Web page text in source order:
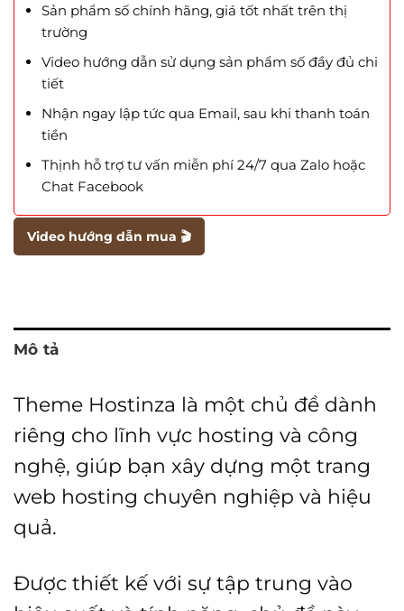
Sản phẩm số chính hãng, giá tốt nhất trên thị
trường
Video hướng dẫn sử dụng sản phẩm số đầy đủ chi
tiết
Nhận ngay lập tức qua Email, sau khi thanh toán
tiền
Thịnh hỗ trợ tư vấn miễn phí 24/7 qua Zalo hoặc
Chat Facebook
Video hướng dẫn mua 🎬
Mô tả
Theme Hostinza là một chủ đề dành
riêng cho lĩnh vực hosting và công
nghệ, giúp bạn xây dựng một trang
web hosting chuyên nghiệp và hiệu
quả.
Được thiết kế với sự tập trung vào